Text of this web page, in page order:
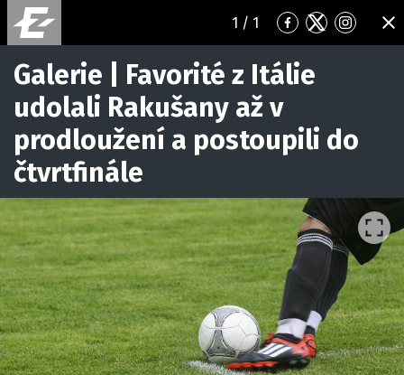
1 / 1
Přejít
na
Facebook
Přejít
na
Přejít
na
Galerie | Favorité z Itálie
udolali Rakušany až v
prodloužení a postoupili do
čtvrtfinále